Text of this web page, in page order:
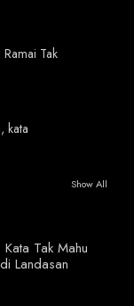
Tak
kata
Show All
Tak Mahu
Landasan